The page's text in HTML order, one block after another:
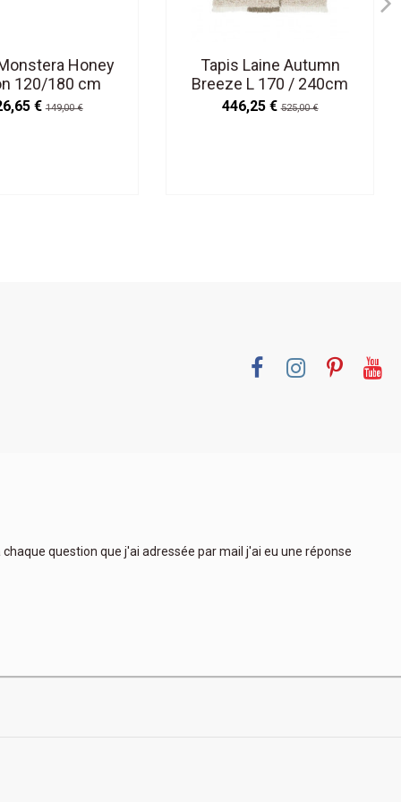
Honey
120/180 cm
en Machine
€149,00 €
Tapis Laine Autumn
Breeze L 170 / 240cm
Lavable en Machine
446,25 €525,00 €
question que j'ai adressée par mail j'ai eu une réponse